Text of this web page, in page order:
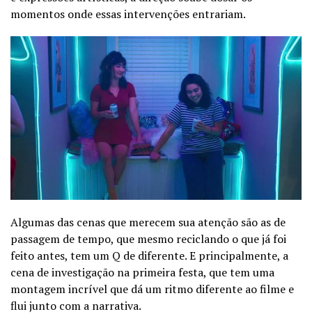
momentos onde essas intervenções entrariam.
Algumas das cenas que merecem sua atenção são as de
passagem de tempo, que mesmo reciclando o que já foi
feito antes, tem um Q de diferente. E principalmente, a
cena de investigação na primeira festa, que tem uma
montagem incrível que dá um ritmo diferente ao filme e
flui junto com a narrativa.